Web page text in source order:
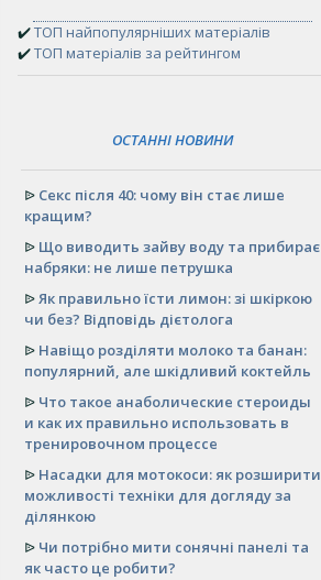
✔️ТОП найпопулярніших матеріалів
✔️ТОП матеріалів за рейтингом
ОСТАННІ НОВИНИ
ᐉ Секс після 40: чому він стає лише
кращим?
ᐉ Що виводить зайву воду та прибирає
набряки: не лише петрушка
ᐉЯк правильно їсти лимон: зі шкіркою
чи без? Відповідь дієтолога
ᐉ Навіщо розділяти молоко та банан:
популярний, але шкідливий коктейль
ᐉ Что такое анаболические стероиды
и как их правильно использовать в
тренировочном процессе
ᐉ Насадки для мотокоси: як розширити
можливості техніки для догляду за
ділянкою
ᐉ Чи потрібно мити сонячні панелі та
як часто це робити?